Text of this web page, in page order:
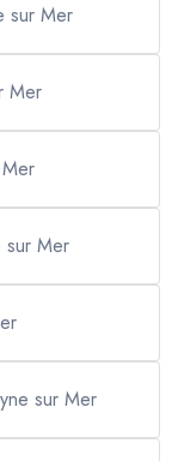
sur Mer
Mer
sur Mer
sur Mer